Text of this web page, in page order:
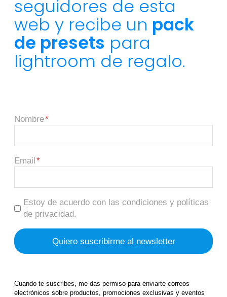
seguidores de esta
web y recibe un pack
de presets para
lightroom de regalo.
Nombre
Email
Estoy de acuerdo con las condiciones y políticas
de privacidad.
Cuando te suscribes, me das permiso para enviarte correos
electrónicos sobre productos, promociones exclusivas y eventos